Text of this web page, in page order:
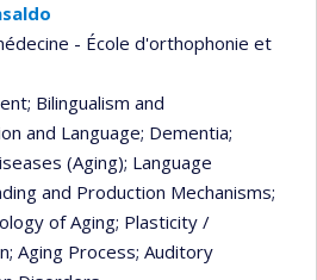
- École d'orthophonie et
; Bilingualism and
and Language; Dementia;
(Aging); Language
and Production Mechanisms;
of Aging; Plasticity /
; Aging Process; Auditory